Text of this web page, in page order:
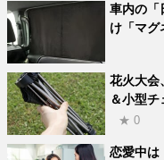
車内の「
け「マグ
花火大会
＆小型
★ 0
恋愛中は